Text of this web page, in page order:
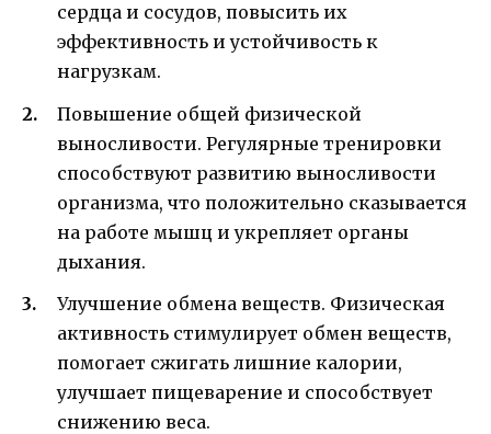
сердца и сосудов, повысить их
эффективность и устойчивость к
нагрузкам.
Повышение общей физической
выносливости. Регулярные тренировки
способствуют развитию выносливости
организма, что положительно сказывается
на работе мышц и укрепляет органы
дыхания.
Улучшение обмена веществ. Физическая
активность стимулирует обмен веществ,
помогает сжигать лишние калории,
улучшает пищеварение и способствует
снижению веса.